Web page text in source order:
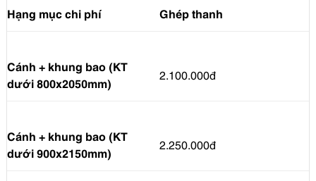
Hạng mục chi phí Ghép thanh
Cánh + khung bao (KT
dưới 800x2050mm)
2.100.000đ
Cánh + khung bao (KT
dưới 900x2150mm)
2.250.000đ